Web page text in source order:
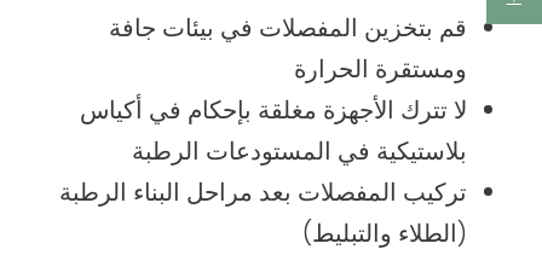
قم بتخزين المفصلات في بيئات جافة
ومستقرة الحرارة
لا تترك الأجهزة مغلقة بإحكام في أكياس
بلاستيكية في المستودعات الرطبة
تركيب المفصلات بعد مراحل البناء الرطبة
(الطلاء والتبليط)